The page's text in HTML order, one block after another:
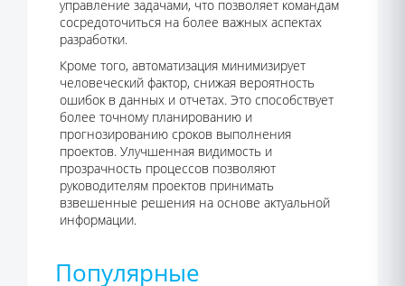
управление задачами, что позволяет командам
сосредоточиться на более важных аспектах
разработки.
Кроме того, автоматизация минимизирует
человеческий фактор, снижая вероятность
ошибок в данных и отчетах. Это способствует
более точному планированию и
прогнозированию сроков выполнения
проектов. Улучшенная видимость и
прозрачность процессов позволяют
руководителям проектов принимать
взвешенные решения на основе актуальной
информации.
Популярные